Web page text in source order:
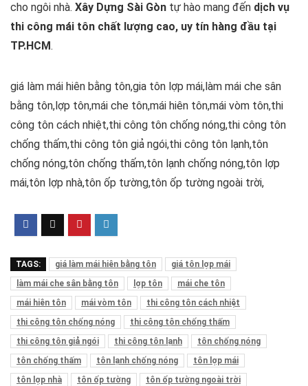
cho ngôi nhà. Xây Dựng Sài Gòn tự hào mang đến dịch vụ
thi công mái tôn chất lượng cao, uy tín hàng đầu tại
TP.HCM.
giá làm mái hiên bằng tôn,gia tôn lợp mái,làm mái che sân
bằng tôn,lợp tôn,mái che tôn,mái hiên tôn,mái vòm tôn,thi
công tôn cách nhiệt,thi công tôn chống nóng,thi công tôn
chống thấm,thi công tôn giả ngói,thi công tôn lạnh,tôn
chống nóng,tôn chống thấm,tôn lạnh chống nóng,tôn lợp
mái,tôn lợp nhà,tôn ốp tường,tôn ốp tường ngoài trời,
TAGS: giá làm mái hiên bằng tôn
giá tôn lợp mái
làm mái che sân bằng tôn
lợp tôn
mái che tôn
mái hiên tôn
mái vòm tôn
thi công tôn cách nhiệt
thi công tôn chống nóng
thi công tôn chống thấm
thi công tôn giả ngói
thi công tôn lạnh
tôn chống nóng
tôn chống thấm
tôn lạnh chống nóng
tôn lợp mái
tôn lợp nhà
tôn ốp tường tôn ốp tường ngoài trời